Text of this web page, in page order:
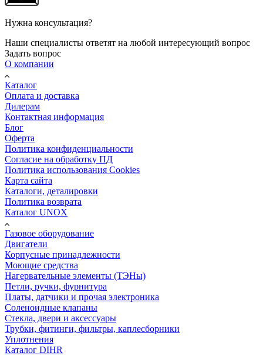
Нужна консультация?
Наши специалисты ответят на любой интересующий вопрос
Задать вопрос
О компании
Каталог
Оплата и доставка
Дилерам
Контактная информация
Блог
Оферта
Политика конфиденциальности
Согласие на обработку ПД
Политика использования Cookies
Карта сайта
Каталоги, деталировки
Политика возврата
Каталог UNOX
Газовое оборудование
Двигатели
Корпусные принадлежности
Моющие средства
Нагервательные элементы (ТЭНы)
Петли, ручки, фурнитура
Платы, датчики и прочая электроника
Соленоидные клапаны
Стекла, двери и аксессуары
Трубки, фитинги, фильтры, каплесборники
Уплотнения
Каталог DIHR